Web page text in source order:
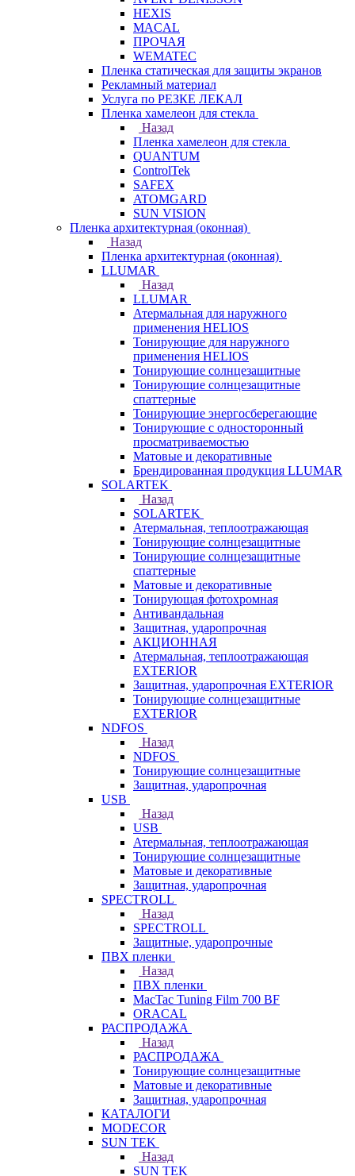
HEXIS
MACAL
ПРОЧАЯ
WEMATEC
Пленка статическая для защиты экранов
Рекламный материал
Услуга по РЕЗКЕ ЛЕКАЛ
Пленка хамелеон для стекла
Назад
Пленка хамелеон для стекла
QUANTUM
ControlTek
SAFEX
ATOMGARD
SUN VISION
Пленка архитектурная (оконная)
Назад
Пленка архитектурная (оконная)
LLUMAR
Назад
LLUMAR
Атермальная для наружного
применения HELIOS
Тонирующие для наружного
применения HELIOS
Тонирующие солнцезащитные
Тонирующие солнцезащитные
спаттерные
Тонирующие энергосберегающие
Тонирующие с односторонный
просматриваемостью
Матовые и декоративные
Брендированная продукция LLUMAR
SOLARTEK
Назад
SOLARTEK
Атермальная, теплоотражающая
Тонирующие солнцезащитные
Тонирующие солнцезащитные
спаттерные
Матовые и декоративные
Тонирующая фотохромная
Антивандальная
Защитная, ударопрочная
АКЦИОННАЯ
Атермальная, теплоотражающая
EXTERIOR
Защитная, ударопрочная EXTERIOR
Тонирующие солнцезащитные
EXTERIOR
NDFOS
Назад
NDFOS
Тонирующие солнцезащитные
Защитная, ударопрочная
USB
Назад
USB
Атермальная, теплоотражающая
Тонирующие солнцезащитные
Матовые и декоративные
Защитная, ударопрочная
SPECTROLL
Назад
SPECTROLL
Защитные, ударопрочные
ПВХ пленки
Назад
ПВХ пленки
MacTac Tuning Film 700 BF
ORACAL
РАСПРОДАЖА
Назад
РАСПРОДАЖА
Тонирующие солнцезащитные
Матовые и декоративные
Защитная, ударопрочная
КАТАЛОГИ
MODECOR
SUN TEK
Назад
SUN TEK